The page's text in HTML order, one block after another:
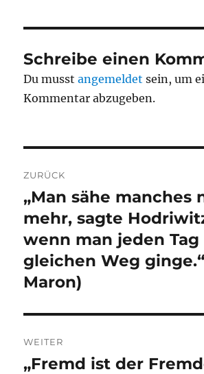
Schreibe einen
Du musstangemeldet sein, um
Kommentar abzugeben.
ZURÜCK
Vorheriger
Beitrag:
„Man sähe manches
mehr, sagte
wenn man jeden Tag
gleichen Weg
Maron)
WEITER
Nächster
„Fremd ist der